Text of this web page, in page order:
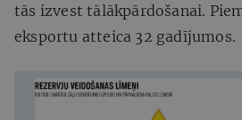
tās izvest tālākpārdošanai.
eksportu atteica 32 gadījumos.